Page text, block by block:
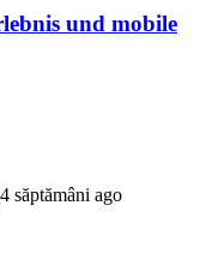
und mobile
4 săptămâni ago